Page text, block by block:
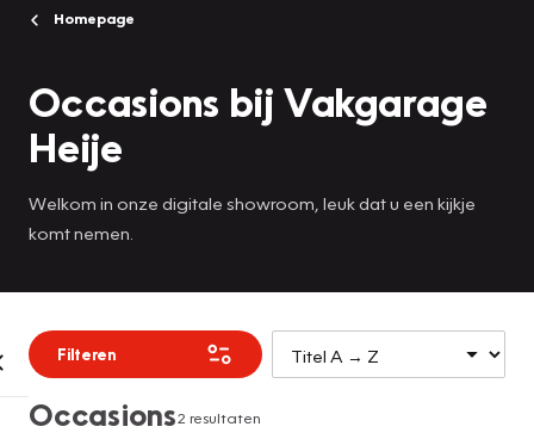
Homepage
Occasions bij Vakgarage
Heije
Welkom in onze digitale showroom, leuk dat u een kijkje
komt nemen.
Filteren
Occasions2 resultaten